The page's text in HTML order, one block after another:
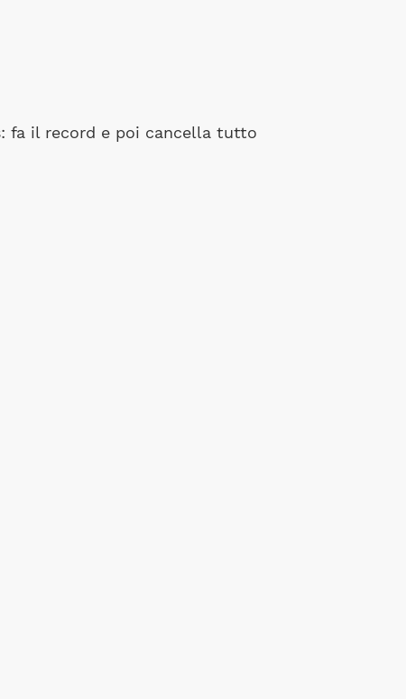
fa il record e poi cancella tutto